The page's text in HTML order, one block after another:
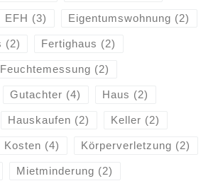
EFH (3) Eigentumswohnung (2)
(2) Fertighaus (2)
Feuchtemessung (2)
Gutachter (4) Haus (2)
Hauskaufen (2) Keller (2)
Kosten (4) Körperverletzung (2)
Mietminderung (2)